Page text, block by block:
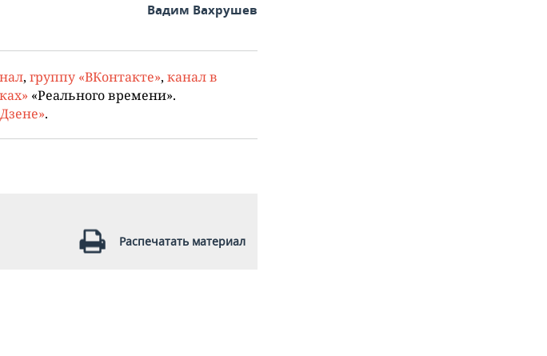
Вадим Вахрушев
, группу «ВКонтакте», канал в
«Реального времени».
.
Распечатать материал